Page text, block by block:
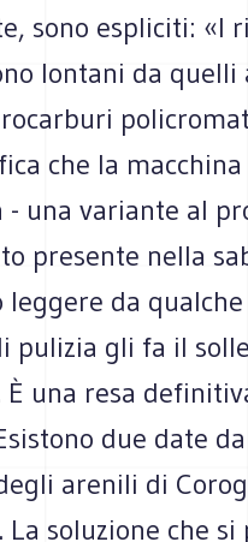
sono espliciti: «I
lontani da
che la
- una variante al
presente nella
leggere da
pulizia gli fa il
una resa
due date
arenili di
La soluzione che